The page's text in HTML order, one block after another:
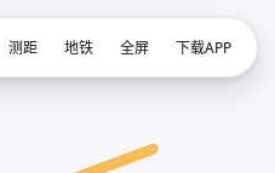
测距 地铁 全屏 下载APP